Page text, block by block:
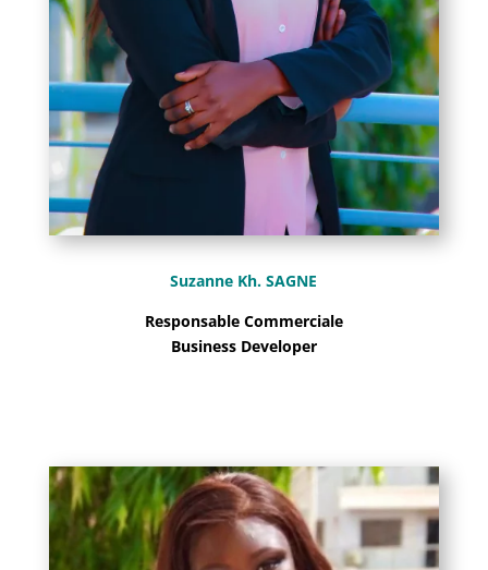
Suzanne Kh. SAGNE
Responsable Commerciale
Business Developer